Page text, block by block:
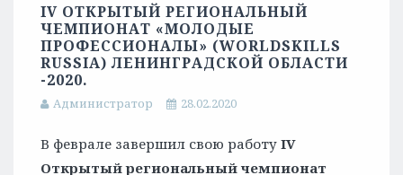
IV ОТКРЫТЫЙ РЕГИОНАЛЬНЫЙ
ЧЕМПИОНАТ «МОЛОДЫЕ
ПРОФЕССИОНАЛЫ» (WORLDSKILLS
RUSSIA) ЛЕНИНГРАДСКОЙ ОБЛАСТИ
-2020.
Администратор 28.02.2020
В феврале завершил свою работу IV
Открытый региональный чемпионат